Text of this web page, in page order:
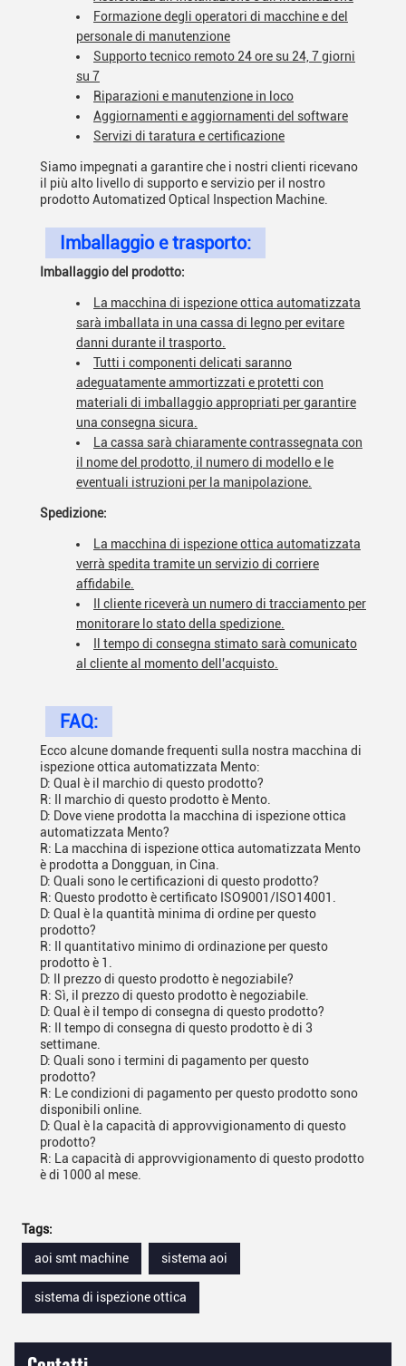
Formazione degli operatori di macchine e del
personale di manutenzione
Supporto tecnico remoto 24 ore su 24, 7 giorni
su 7
Riparazioni e manutenzione in loco
Aggiornamenti e aggiornamenti del software
Servizi di taratura e certificazione
Siamo impegnati a garantire che i nostri clienti ricevano
il più alto livello di supporto e servizio per il nostro
prodotto Automatized Optical Inspection Machine.
Imballaggio e trasporto:
Imballaggio del prodotto:
La macchina di ispezione ottica automatizzata
sarà imballata in una cassa di legno per evitare
danni durante il trasporto.
Tutti i componenti delicati saranno
adeguatamente ammortizzati e protetti con
materiali di imballaggio appropriati per garantire
una consegna sicura.
La cassa sarà chiaramente contrassegnata con
il nome del prodotto, il numero di modello e le
eventuali istruzioni per la manipolazione.
Spedizione:
La macchina di ispezione ottica automatizzata
verrà spedita tramite un servizio di corriere
affidabile.
Il cliente riceverà un numero di tracciamento per
monitorare lo stato della spedizione.
Il tempo di consegna stimato sarà comunicato
al cliente al momento dell'acquisto.
FAQ:
Ecco alcune domande frequenti sulla nostra macchina di
ispezione ottica automatizzata Mento:
D: Qual è il marchio di questo prodotto?
R: Il marchio di questo prodotto è Mento.
D: Dove viene prodotta la macchina di ispezione ottica
automatizzata Mento?
R: La macchina di ispezione ottica automatizzata Mento
è prodotta a Dongguan, in Cina.
D: Quali sono le certificazioni di questo prodotto?
R: Questo prodotto è certificato ISO9001/ISO14001.
D: Qual è la quantità minima di ordine per questo
prodotto?
R: Il quantitativo minimo di ordinazione per questo
prodotto è 1.
D: Il prezzo di questo prodotto è negoziabile?
R: Sì, il prezzo di questo prodotto è negoziabile.
D: Qual è il tempo di consegna di questo prodotto?
R: Il tempo di consegna di questo prodotto è di 3
settimane.
D: Quali sono i termini di pagamento per questo
prodotto?
R: Le condizioni di pagamento per questo prodotto sono
disponibili online.
D: Qual è la capacità di approvvigionamento di questo
prodotto?
R: La capacità di approvvigionamento di questo prodotto
è di 1000 al mese.
Tags:
aoi smt machine
sistema aoi
sistema di ispezione ottica